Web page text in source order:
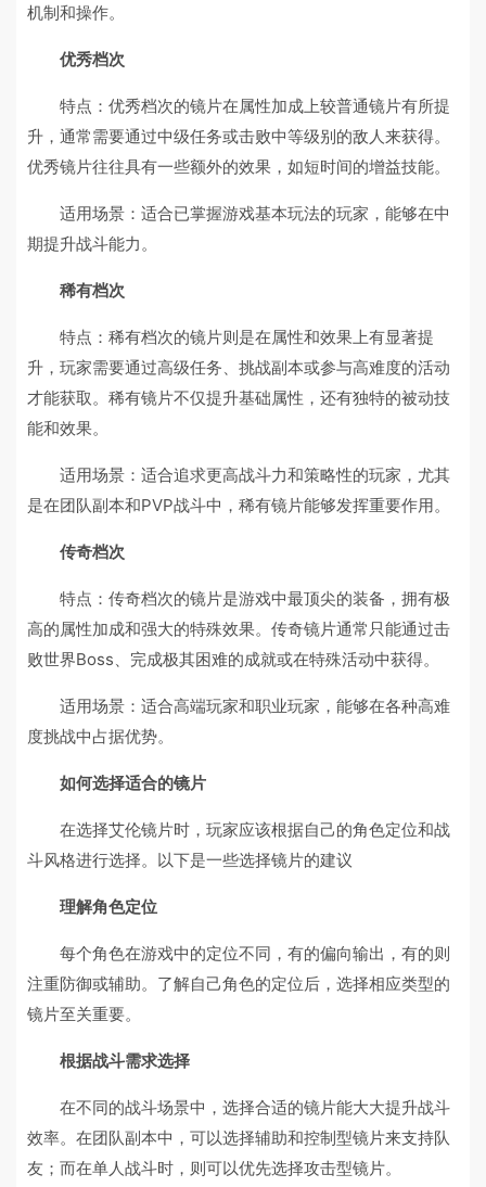
机制和操作。
优秀档次
特点：优秀档次的镜片在属性加成上较普通镜片有所提
升，通常需要通过中级任务或击败中等级别的敌人来获得。
优秀镜片往往具有一些额外的效果，如短时间的增益技能。
适用场景：适合已掌握游戏基本玩法的玩家，能够在中
期提升战斗能力。
稀有档次
特点：稀有档次的镜片则是在属性和效果上有显著提
升，玩家需要通过高级任务、挑战副本或参与高难度的活动
才能获取。稀有镜片不仅提升基础属性，还有独特的被动技
能和效果。
适用场景：适合追求更高战斗力和策略性的玩家，尤其
是在团队副本和PVP战斗中，稀有镜片能够发挥重要作用。
传奇档次
特点：传奇档次的镜片是游戏中最顶尖的装备，拥有极
高的属性加成和强大的特殊效果。传奇镜片通常只能通过击
败世界Boss、完成极其困难的成就或在特殊活动中获得。
适用场景：适合高端玩家和职业玩家，能够在各种高难
度挑战中占据优势。
如何选择适合的镜片
在选择艾伦镜片时，玩家应该根据自己的角色定位和战
斗风格进行选择。以下是一些选择镜片的建议
理解角色定位
每个角色在游戏中的定位不同，有的偏向输出，有的则
注重防御或辅助。了解自己角色的定位后，选择相应类型的
镜片至关重要。
根据战斗需求选择
在不同的战斗场景中，选择合适的镜片能大大提升战斗
效率。在团队副本中，可以选择辅助和控制型镜片来支持队
友；而在单人战斗时，则可以优先选择攻击型镜片。